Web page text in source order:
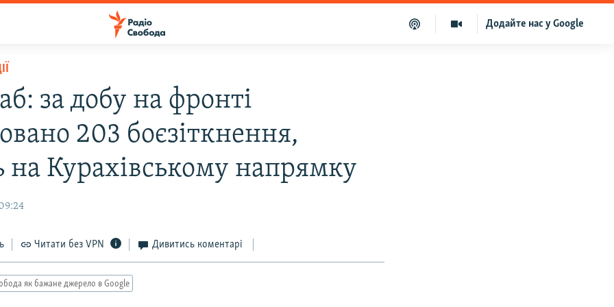
Додайте нас у Google
за добу на фронті
203 боєзіткнення,
на Курахівському напрямку
Читати без VPN Дивитись коментарі
як бажане джерело в Google